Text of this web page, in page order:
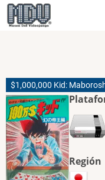
Pasar
al
$1,000,000 Kid:
Región